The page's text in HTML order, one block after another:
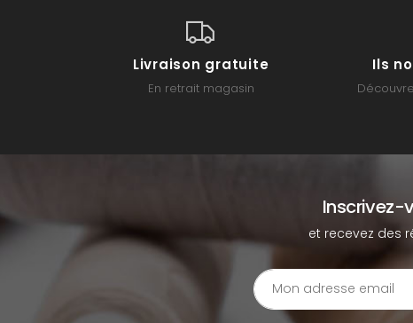
Livraison gratuite
En retrait magasin
Ils
Inscrivez-
et recevez des